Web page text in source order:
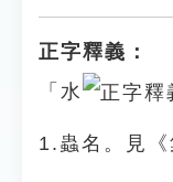
正字釋義：
「水
1.蟲名。見《